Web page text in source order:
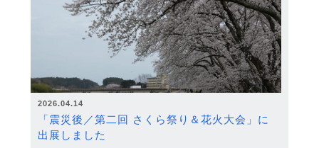
2026.04.14
「震災後／第二回 さくら祭り＆花火大会」に
出展しました